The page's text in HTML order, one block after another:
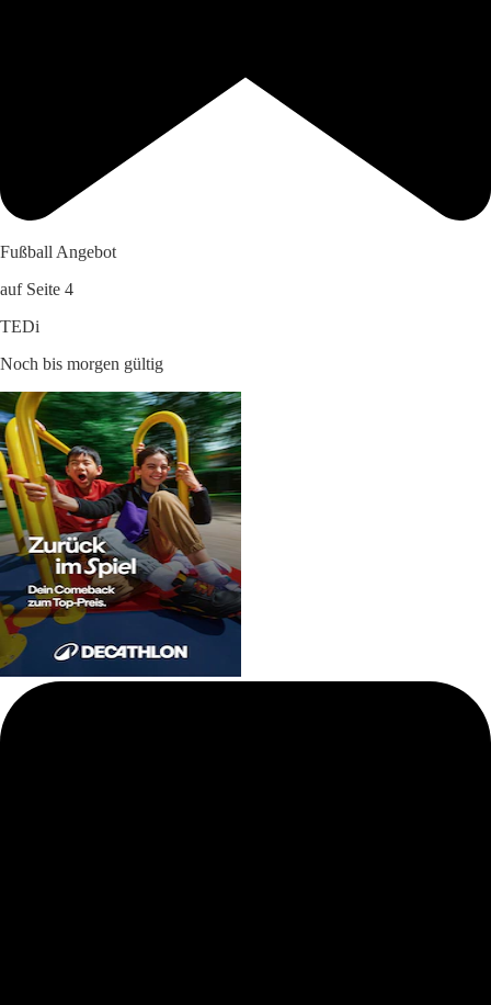
Fußball Angebot
auf Seite 4
TEDi
Noch bis morgen gültig